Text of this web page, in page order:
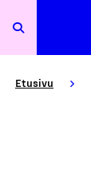
Etusivu